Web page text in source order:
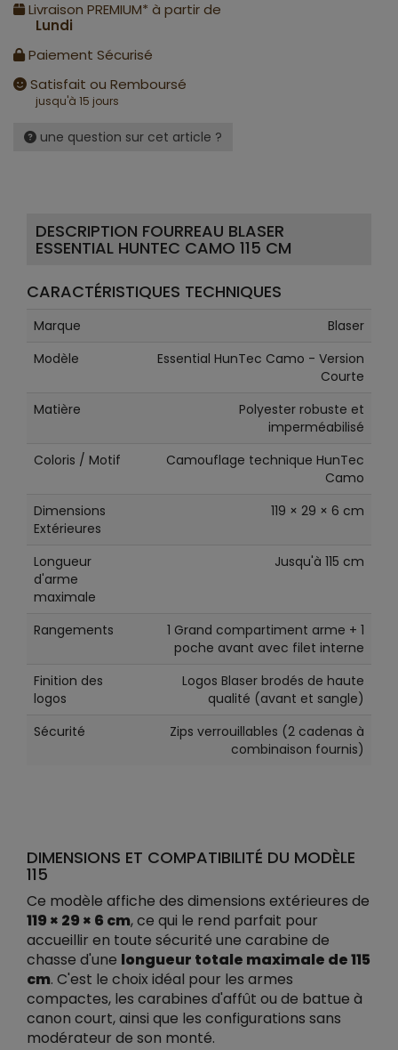
Livraison PREMIUM* à partir de
Lundi
Paiement Sécurisé
Satisfait ou Remboursé
jusqu'à 15 jours
une question sur cet article ?
DESCRIPTION FOURREAU BLASER
ESSENTIAL HUNTEC CAMO 115 CM
CARACTÉRISTIQUES TECHNIQUES
Marque
Blaser
Modèle
Essential HunTec Camo - Version
Courte
Matière
Polyester robuste et
imperméabilisé
Coloris / Motif
Camouflage technique HunTec
Camo
Dimensions
Extérieures
119 × 29 × 6 cm
Longueur
d'arme
maximale
Jusqu'à 115 cm
Rangements
1 Grand compartiment arme + 1
poche avant avec filet interne
Finition des
logos
Logos Blaser brodés de haute
qualité (avant et sangle)
Sécurité
Zips verrouillables (2 cadenas à
combinaison fournis)
DIMENSIONS ET COMPATIBILITÉ DU MODÈLE
115
Ce modèle affiche des dimensions extérieures de
119 × 29 × 6 cm, ce qui le rend parfait pour
accueillir en toute sécurité une carabine de
chasse d'une longueur totale maximale de 115
cm. C'est le choix idéal pour les armes
compactes, les carabines d'affût ou de battue à
canon court, ainsi que les configurations sans
modérateur de son monté.